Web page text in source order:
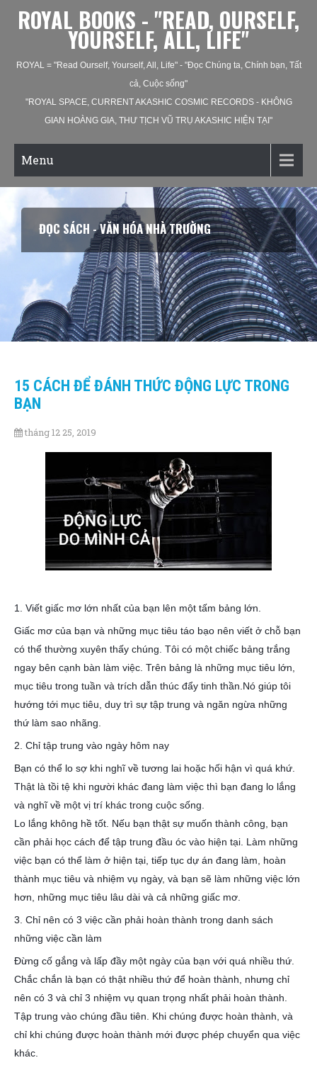
ROYAL BOOKS - "READ, OURSELF,
YOURSELF, ALL, LIFE"
ROYAL = "Read Ourself, Yourself, All, Life" - "Đọc Chúng ta, Chính bạn, Tất
cả, Cuộc sống"
"ROYAL SPACE, CURRENT AKASHIC COSMIC RECORDS - KHÔNG
GIAN HOÀNG GIA, THƯ TỊCH VŨ TRỤ AKASHIC HIỆN TẠI"
Menu
ĐỌC SÁCH - VĂN HÓA NHÀ TRƯỜNG
15 CÁCH ĐỂ ĐÁNH THỨC ĐỘNG LỰC TRONG
BẠN
tháng 12 25, 2019
1. Viết giấc mơ lớn nhất của bạn lên một tấm bảng lớn.
Giấc mơ của bạn và những mục tiêu táo bạo nên viết ở chỗ bạn
có thể thường xuyên thấy chúng. Tôi có một chiếc bảng trắng
ngay bên cạnh bàn làm việc. Trên bảng là những mục tiêu lớn,
mục tiêu trong tuần và trích dẫn thúc đẩy tinh thần.Nó giúp tôi
hướng tới mục tiêu, duy trì sự tập trung và ngăn ngừa những
thứ làm sao nhãng.
2. Chỉ tập trung vào ngày hôm nay
Bạn có thể lo sợ khi nghĩ về tương lai hoặc hối hận vì quá khứ.
Thật là tồi tệ khi người khác đang làm việc thì bạn đang lo lắng
và nghĩ về một vị trí khác trong cuộc sống.
Lo lắng không hề tốt. Nếu bạn thật sự muốn thành công, bạn
cần phải học cách để tập trung đầu óc vào hiện tại. Làm những
việc bạn có thể làm ở hiện tại, tiếp tục dự án đang làm, hoàn
thành mục tiêu và nhiệm vụ ngày, và bạn sẽ làm những việc lớn
hơn, những mục tiêu lâu dài và cả những giấc mơ.
3. Chỉ nên có 3 việc cần phải hoàn thành trong danh sách
những việc cần làm
Đừng cố gắng và lấp đầy một ngày của bạn với quá nhiều thứ.
Chắc chắn là bạn có thật nhiều thứ để hoàn thành, nhưng chỉ
nên có 3 và chỉ 3 nhiệm vụ quan trọng nhất phải hoàn thành.
Tập trung vào chúng đầu tiên. Khi chúng được hoàn thành, và
chỉ khi chúng được hoàn thành mới được phép chuyển qua việc
khác.